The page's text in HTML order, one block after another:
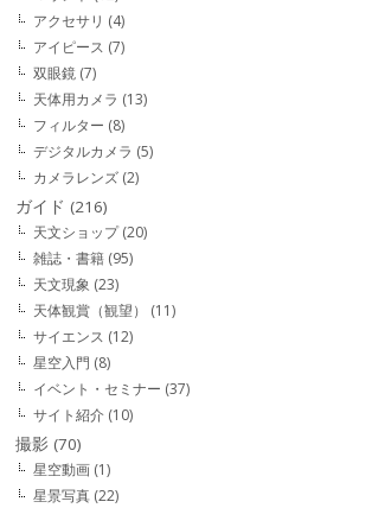
アクセサリ (4)
アイピース (7)
双眼鏡 (7)
天体用カメラ (13)
フィルター (8)
デジタルカメラ (5)
カメラレンズ (2)
ガイド (216)
天文ショップ(20)
雑誌・書籍 (95)
天文現象 (23)
天体観賞（観望）
(11)
サイエンス (12)
星空入門 (8)
イベント・セミナー (37)
サイト紹介 (10)
撮影 (70)
星空動画 (1)
星景写真 (22)